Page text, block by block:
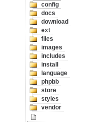
config
docs
download
ext
files
images
includes
install
language
phpbb
store
styles
vendor